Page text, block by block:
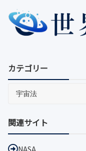
カテゴリー
関連サイト